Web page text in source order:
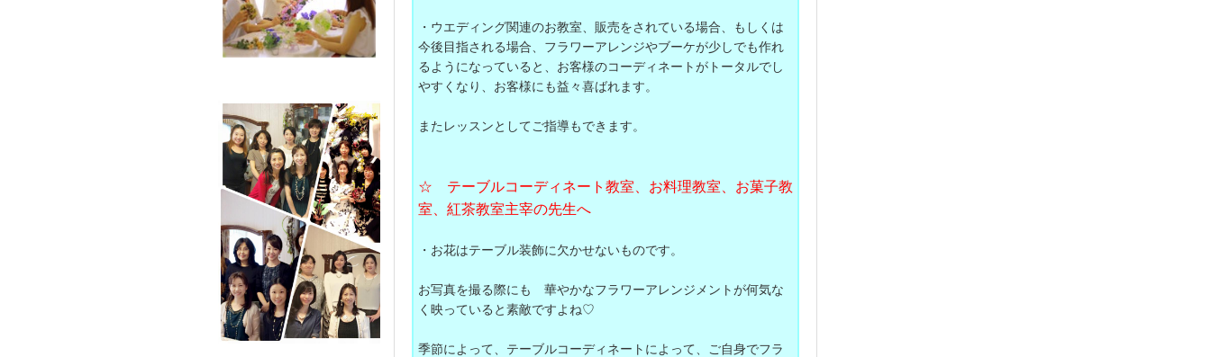
・ウエディング関連のお教室、販売をされている場合、もしくは
今後目指される場合、フラワーアレンジやブーケが少しでも作れ
るようになっていると、お客様のコーディネートがトータルでし
やすくなり、お客様にも益々喜ばれます。
またレッスンとしてご指導もできます。
☆ テーブルコーディネート教室、お料理教室、お菓子教
室、紅茶教室主宰の先生へ
・お花はテーブル装飾に欠かせないものです。
お写真を撮る際にも 華やかなフラワーアレンジメントが何気な
く映っていると素敵ですよね♡
季節によって、テーブルコーディネートによって、ご自身でフラ